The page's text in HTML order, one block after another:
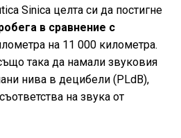
Sinica целта си да постигне
в сравнение с
на 11 000 километра.
така да намали звуковия
нива в децибели (PLdB),
на звука от